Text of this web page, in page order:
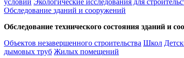
условий Экологические исследования для
Обследование зданий и сооружений
Обследование технического состояния зданий и
Объектов незавершенного строительства Школ
дымовых труб Жилых помещений